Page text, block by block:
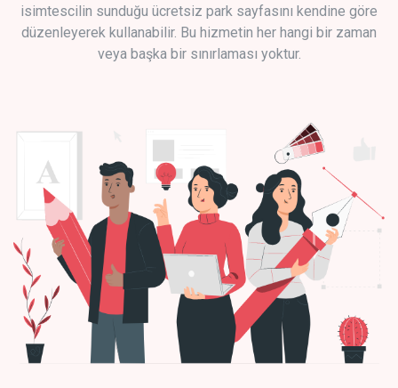
isimtescilin sunduğu ücretsiz park sayfasını kendine göre
düzenleyerek kullanabilir. Bu hizmetin her hangi bir zaman
veya başka bir sınırlaması yoktur.